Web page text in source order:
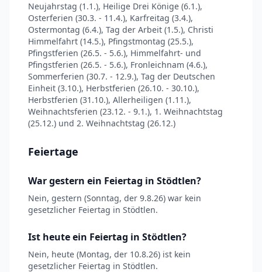
Neujahrstag (1.1.), Heilige Drei Könige (6.1.),
Osterferien (30.3. - 11.4.), Karfreitag (3.4.),
Ostermontag (6.4.), Tag der Arbeit (1.5.), Christi
Himmelfahrt (14.5.), Pfingstmontag (25.5.),
Pfingstferien (26.5. - 5.6.), Himmelfahrt- und
Pfingstferien (26.5. - 5.6.), Fronleichnam (4.6.),
Sommerferien (30.7. - 12.9.), Tag der Deutschen
Einheit (3.10.), Herbstferien (26.10. - 30.10.),
Herbstferien (31.10.), Allerheiligen (1.11.),
Weihnachtsferien (23.12. - 9.1.), 1. Weihnachtstag
(25.12.) und 2. Weihnachtstag (26.12.)
Feiertage
War gestern ein Feiertag in Stödtlen?
Nein, gestern (Sonntag, der 9.8.26) war kein
gesetzlicher Feiertag in Stödtlen.
Ist heute ein Feiertag in Stödtlen?
Nein, heute (Montag, der 10.8.26) ist kein
gesetzlicher Feiertag in Stödtlen.